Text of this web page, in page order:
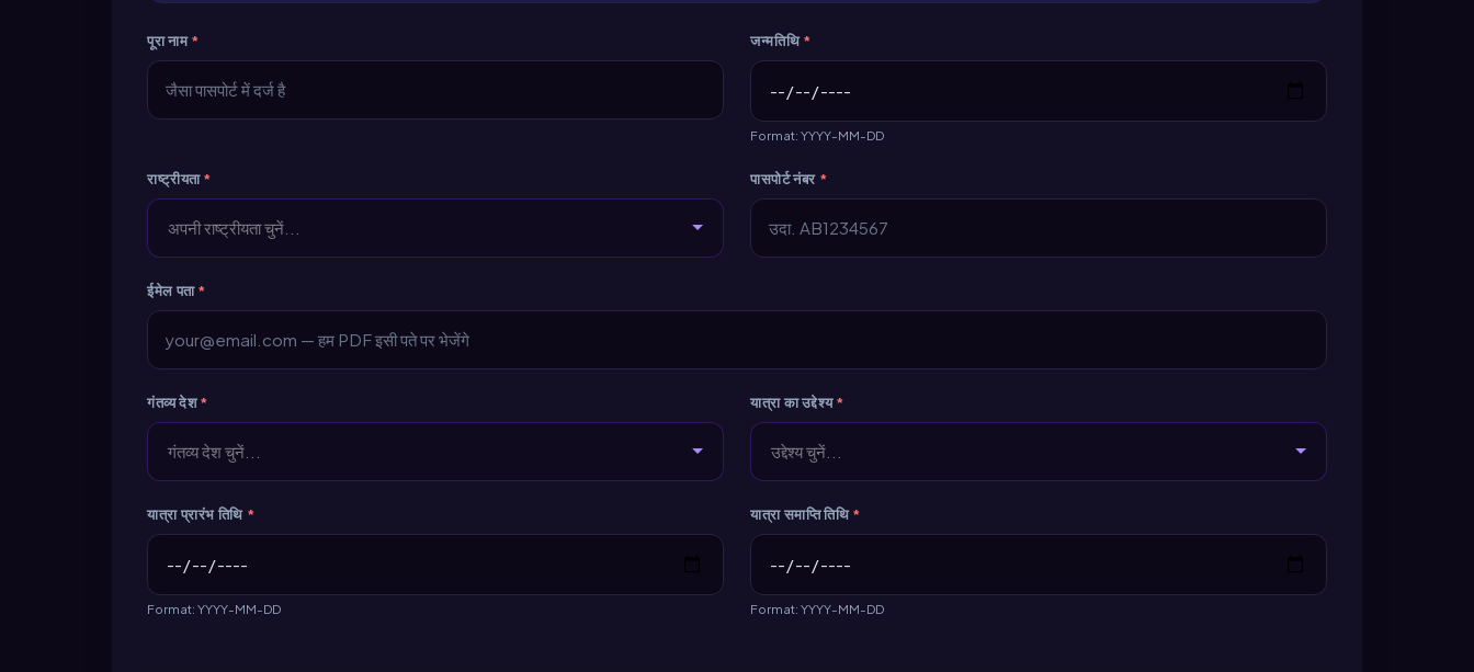
पूरा नाम* जन्मतिथि*
Format: YYYY-MM-DD
राष्ट्रीयता*
अपनी राष्ट्रीयता चुनें...
पासपोर्ट नंबर *
ईमेल पता*
गंतव्य देश*
गंतव्य देश चुनें...
यात्रा का उद्देश्य*
उद्देश्य चुनें...
यात्रा प्रारंभ तिथि *
Format: YYYY-MM-DD
यात्रा समाप्ति तिथि*
Format: YYYY-MM-DD